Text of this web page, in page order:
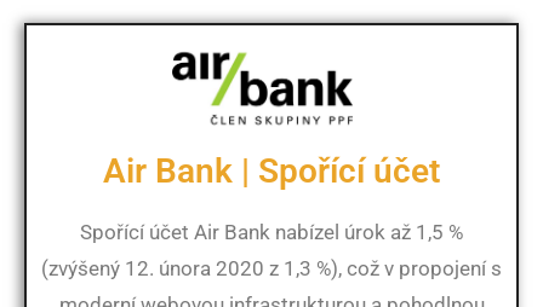
Air Bank | Spořící účet
Spořící účet Air Bank nabízel úrok až 1,5 %
(zvýšený 12. února 2020 z 1,3 %), což v propojení s